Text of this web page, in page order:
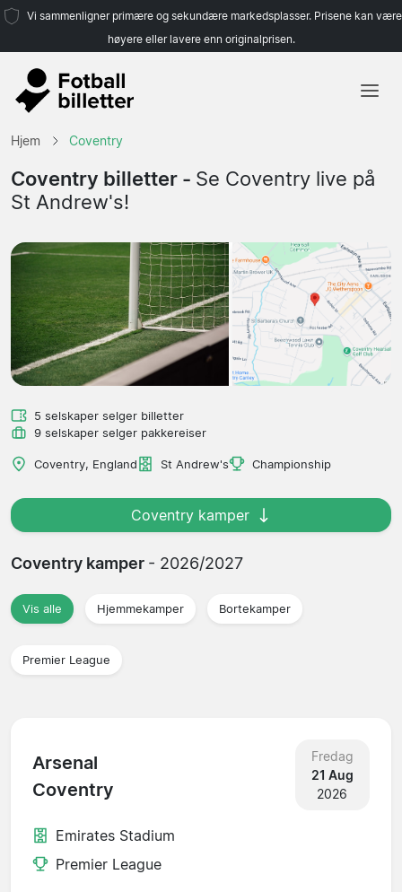
Vi sammenligner primære og sekundære markedsplasser. Prisene kan være
høyere eller lavere enn originalprisen.
Lag
Hjem Coventry
Coventry billetter - Se Coventry live på
St Andrew's!
5 selskaper selger billetter
9 selskaper selger pakkereiser
Coventry, England St Andrew's Championship
Coventry kamper
Coventry kamper - 2026/2027
Vis alle Hjemmekamper Bortekamper
Premier League
Arsenal
Coventry
Fredag
21 Aug
2026
Emirates Stadium
Premier League